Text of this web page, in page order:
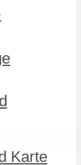
Karte